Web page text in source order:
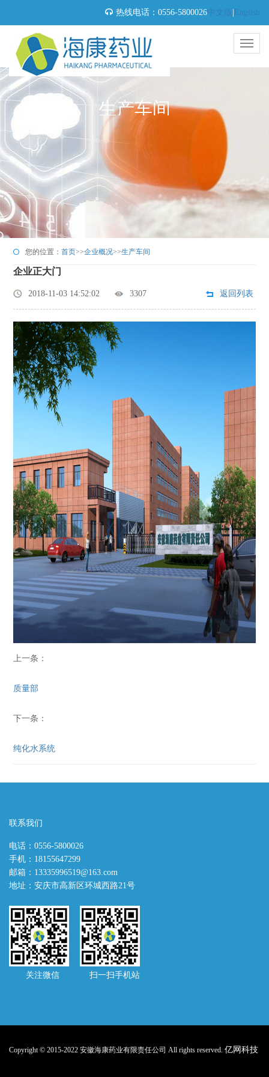
热线电话：0556-5800026中文版 English
生产车间
您的位置：首页>>企业概况>>生产车间
企业正大门
2018-11-03 14:52:02 3307 返回列表
上一条：
质量部
下一条：
纯化水系统
联系我们
电话：0556-5800026
手机：18155647299
邮箱：13335996519@163.com
地址：安庆市高新区环城西路21号
关注微信 扫一扫手机站
Copyright © 2015-2022 安徽海康药业有限责任公司 All rights reserved. 亿网科技